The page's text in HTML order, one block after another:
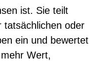
ist. Sie teilt
tatsächlichen oder
ein und bewertet
Wert,